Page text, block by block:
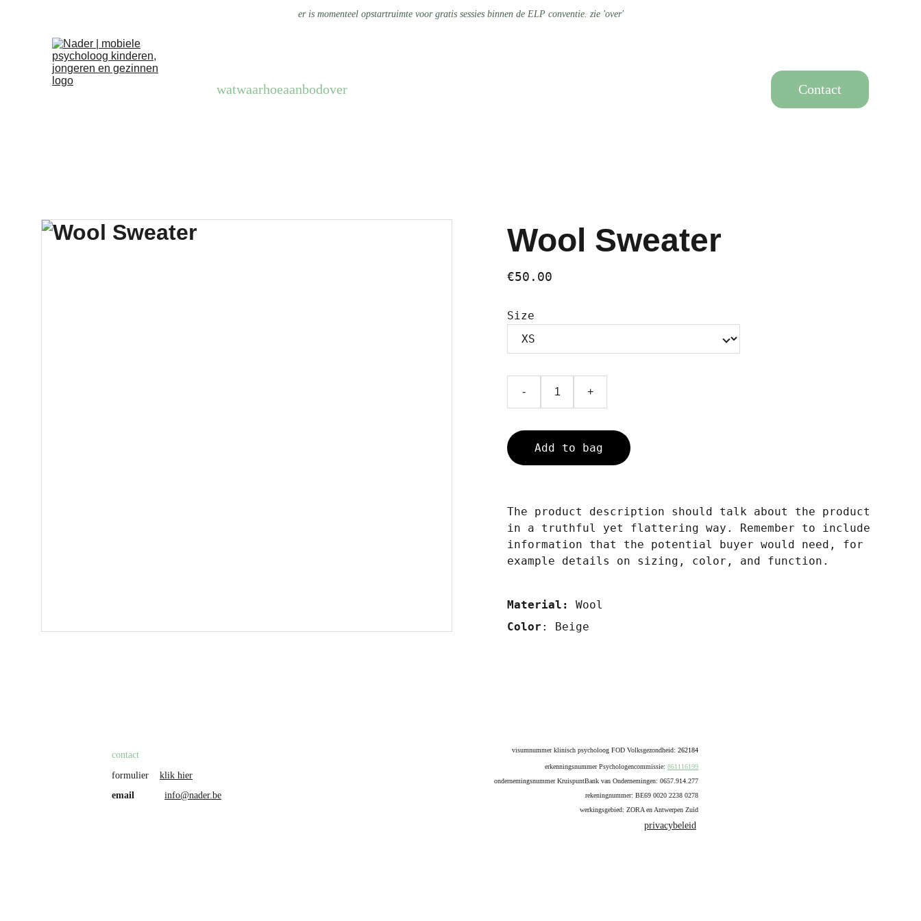
er is momenteel opstartruimte voor gratis sessies binnen de ELP conventie. zie 'over'
watwaarhoeaanbodover Contact
Wool Sweater
€50.00
Size
- +
Add to bag
The product description should talk about the product
in a truthful yet flattering way. Remember to include
information that the potential buyer would need, for
example details on sizing, color, and function.
Material: Wool
Color : Beige
contact
formulier klik hier
email info@nader.be
visumnummer klinisch psycholoog FOD Volksgezondheid: 262184
erkenningsnummer Psychologencommissie: 861116199
ondernemingsnummer KruispuntBank van Ondernemingen: 0657.914.277
rekeningnummer: BE69 0020 2238 0278
werkingsgebied: ZORA en Antwerpen Zuid
privacybeleid